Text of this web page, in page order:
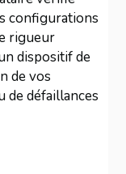
configurations
rigueur
dispositif de
de vos
de défaillances